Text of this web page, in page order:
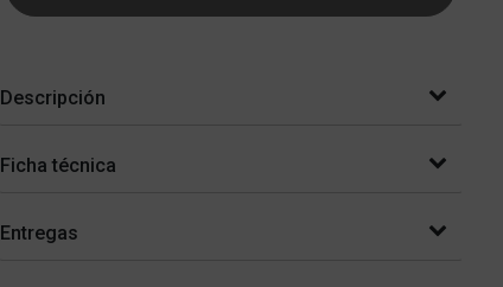
Descripción
Ficha técnica
Entregas